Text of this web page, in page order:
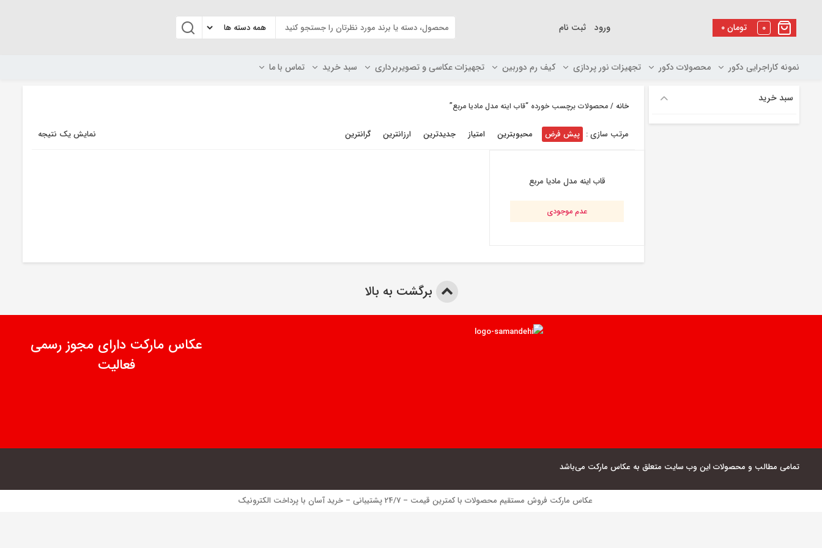
۰تومان 0 ورود ثبت نام
نمونه کاراجرایی دکور محصولات دکور تجهیزات نور پردازی کیف رم دوربین تجهیزات عکاسی و تصویربرداری سبد خرید تماس با ما
خانه / محصولات برچسب خورده “قاب اینه مدل مادیا مربع”
نمایش یک نتیجه مرتب سازی : پیش فرض محبوبترین امتیاز جدیدترین ارزانترین گرانترین
قاب اینه مدل مادیا مربع
عدم موجودی
سبد خرید
برگشت به بالا
عکاس مارکت دارای مجوز رسمی
فعالیت
تمامی مطالب و محصولات این وب سایت متعلق به عکاس مارکت می‌باشد
عکاس مارکت فروش مستقیم محصولات با کمترین قیمت – 24/7 پشتیبانی – خرید آسان با پرداخت الکترونیک